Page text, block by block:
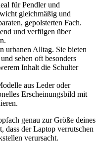
für Pendler und
gleichmäßig und
gepolsterten Fach.
und verfügen über
urbanen Alltag. Sie bieten
sehen oft besonders
Inhalt die Schulter
aus Leder oder
Erscheinungsbild mit
genau zur Größe deines
dass der Laptop verrutschen
verursacht.